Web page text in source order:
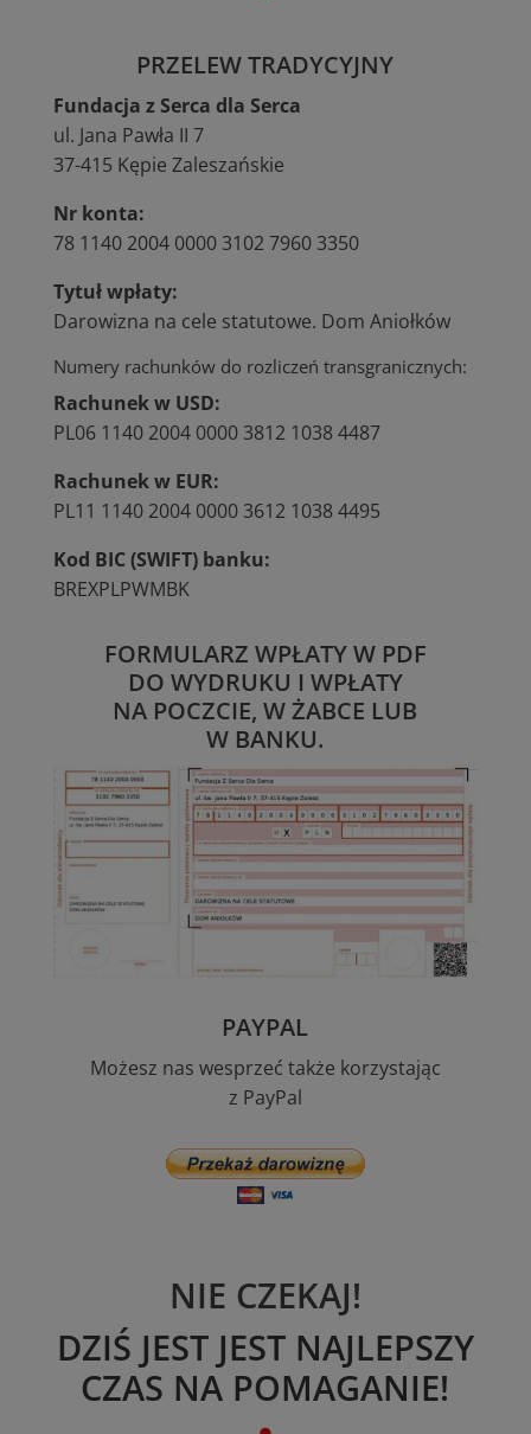
PRZELEW TRADYCYJNY
Fundacja z Serca dla Serca
ul. Jana Pawła II 7
37-415 Kępie Zaleszańskie
Nr konta:
78 1140 2004 0000 3102 7960 3350
Tytuł wpłaty:
Darowizna na cele statutowe. Dom Aniołków
Numery rachunków do rozliczeń transgranicznych:
Rachunek w USD:
PL06 1140 2004 0000 3812 1038 4487
Rachunek w EUR:
PL11 1140 2004 0000 3612 1038 4495
Kod BIC (SWIFT) banku:
BREXPLPWMBK
FORMULARZ WPŁATY W PDF
DO WYDRUKU I WPŁATY
NA POCZCIE, W ŻABCE LUB
W BANKU.
PAYPAL
Możesz nas wesprzeć także korzystając
z PayPal
NIE CZEKAJ!
DZIŚ JEST JEST NAJLEPSZY
CZAS NA POMAGANIE!